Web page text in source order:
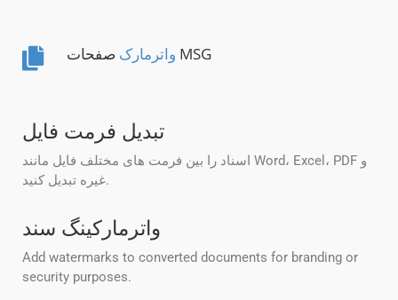
واترمارک صفحات MSG
تبدیل فرمت فایل
اسناد را بین فرمت های مختلف فایل مانند Word، Excel، PDF و
غیره تبدیل کنید.
واترمارکینگ سند
Add watermarks to converted documents for branding or
security purposes.